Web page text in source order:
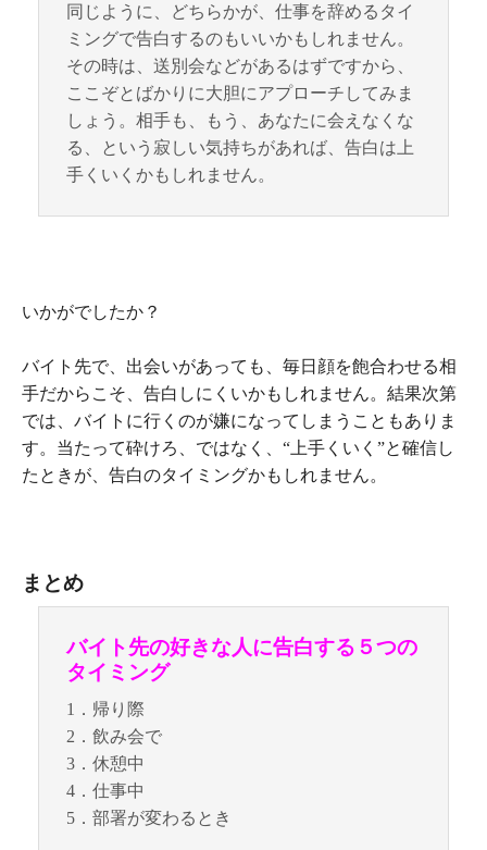
同じように、どちらかが、仕事を辞めるタイ
ミングで告白するのもいいかもしれません。
その時は、送別会などがあるはずですから、
ここぞとばかりに大胆にアプローチしてみま
しょう。相手も、もう、あなたに会えなくな
る、という寂しい気持ちがあれば、告白は上
手くいくかもしれません。
いかがでしたか？
バイト先で、出会いがあっても、毎日顔を飽合わせる相
手だからこそ、告白しにくいかもしれません。結果次第
では、バイトに行くのが嫌になってしまうこともありま
す。当たって砕けろ、ではなく、“上手くいく”と確信し
たときが、告白のタイミングかもしれません。
まとめ
バイト先の好きな人に告白する５つの
タイミング
1．帰り際
2．飲み会で
3．休憩中
4．仕事中
5．部署が変わるとき